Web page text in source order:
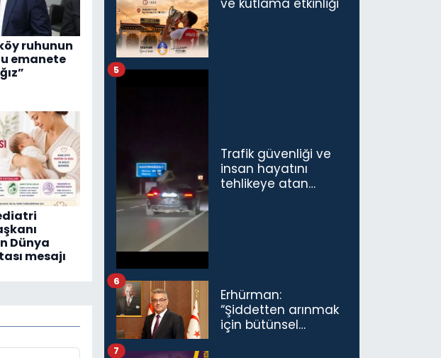
ruhunun
emanete
Dünya
mesajı
ve kutlama etkinliği
Trafik güvenliği ve
insan hayatını
tehlikeye atan
5
Erhürman:
“Şiddetten arınmak
için bütünsel
6
7